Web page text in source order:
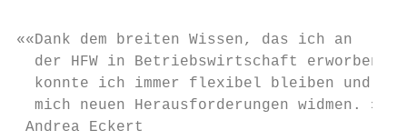
««Dank dem breiten Wissen, das ich an
der HFW in Betriebswirtschaft erworben
  konnte ich immer flexibel bleiben und
  mich neuen ­Herausforderungen widmen. »
Andrea Eckert